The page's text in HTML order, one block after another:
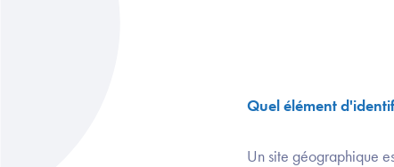
Quel élément
Un site géographique